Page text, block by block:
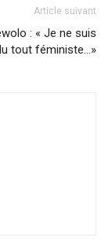
Article suivant
: « Je ne suis
tout féministe…»